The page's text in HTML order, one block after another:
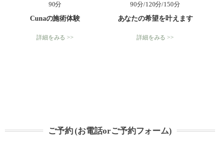
90分
Cunaの施術体験
詳細をみる >>
90分/120分/150分
あなたの希望を叶えます
詳細をみる >>
ご予約 (お電話orご予約フォーム)